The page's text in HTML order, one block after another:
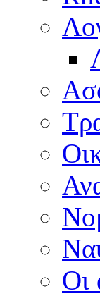
Οι